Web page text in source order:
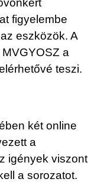
figyelembe
eszközök. A
a
teszi.
két online
a
igények viszont
a sorozatot.